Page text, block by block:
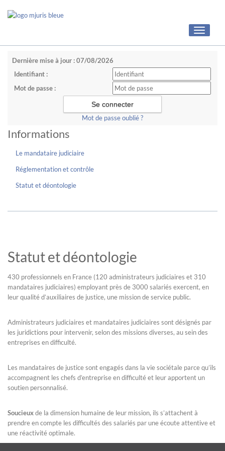
Toggle
Dernière mise à jour : 07/08/2026
Identifiant :
Mot de passe :
Mot de passe oublié ?
Informations
Le mandataire judiciaire
Réglementation et contrôle
Statut et déontologie
Statut et déontologie
430 professionnels en France (120 administrateurs judiciaires et 310
mandataires judiciaires) employant près de 3000 salariés exercent, en
leur qualité d’auxiliaires de justice, une mission de service public.
Administrateurs judiciaires et mandataires judiciaires sont désignés par
les juridictions pour intervenir, selon des missions diverses, au sein des
entreprises en difficulté.
Les mandataires de justice sont engagés dans la vie sociétale parce qu’ils
accompagnent les chefs d’entreprise en difficulté et leur apportent un
soutien personnalisé.
Soucieuxde la dimension humaine de leur mission, ils s’attachent à
prendre en compte les difficultés des salariés par une écoute attentive et
une réactivité optimale.